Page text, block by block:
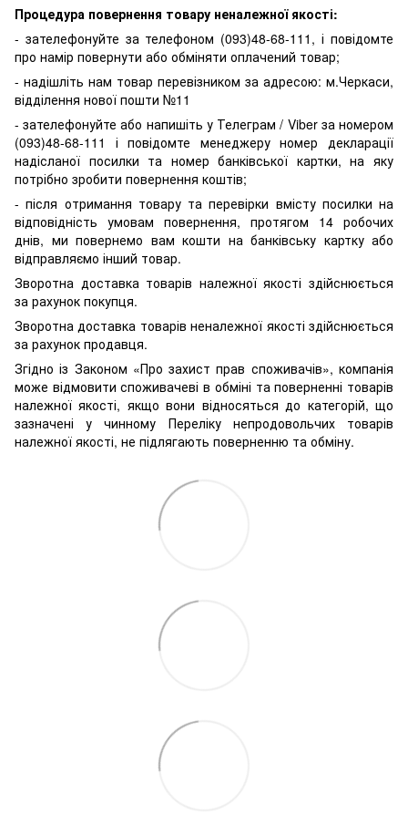
Процедура повернення товару неналежної якості:
- зателефонуйте за телефоном (093)48-68-111, і повідомте
про намір повернути або обміняти оплачений товар;
- надішліть нам товар перевізником за адресою: м.Черкаси,
відділення нової пошти №11
- зателефонуйте або напишіть у Телеграм / Viber за номером
(093)48-68-111 і повідомте менеджеру номер декларації
надісланої посилки та номер банківської картки, на яку
потрібно зробити повернення коштів;
- після отримання товару та перевірки вмісту посилки на
відповідність умовам повернення, протягом 14 робочих
днів, ми повернемо вам кошти на банківську картку або
відправляємо інший товар.
Зворотна доставка товарів належної якості здійснюється
за рахунок покупця.
Зворотна доставка товарів неналежної якості здійснюється
за рахунок продавця.
Згідно із Законом «Про захист прав споживачів», компанія
може відмовити споживачеві в обміні та поверненні товарів
належної якості, якщо вони відносяться до категорій, що
зазначені у чинному Переліку непродовольчих товарів
належної якості, не підлягають поверненню та обміну.